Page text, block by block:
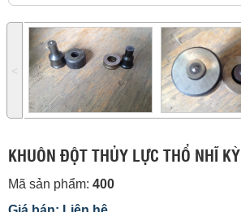
˂
KHUÔN ĐỘT THỦY LỰC THỔ NHĨ KỲ
Mã sản phẩm: 400